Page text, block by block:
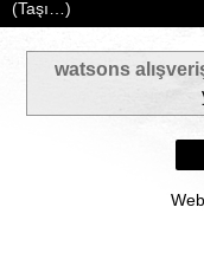
watsons